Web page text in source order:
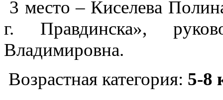
3 место – Киселева
г. Правдинска»,
Владимировна.
Возрастная категория: 5-8